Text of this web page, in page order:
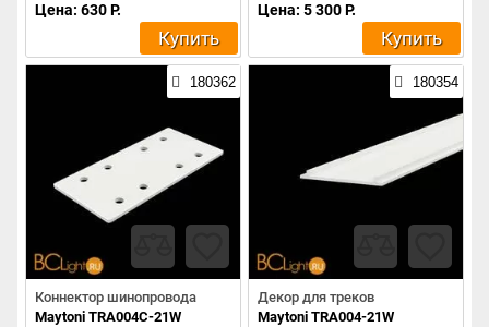
Цена: 630 Р.
Купить
Цена: 5 300 Р.
Купить
180362
Коннектор шинопровода
Maytoni TRA004C-21W
180354
Декор для треков
Maytoni TRA004-21W